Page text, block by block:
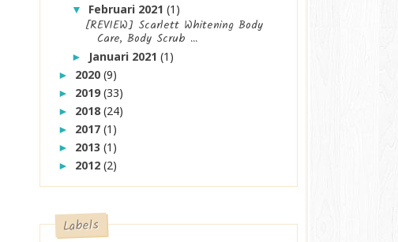
▼ Februari 2021(1)
[REVIEW] Scarlett Whitening Body
Care, Body Scrub ...
► Januari 2021(1)
► 2020(9)
► 2019(33)
► 2018(24)
► 2017(1)
► 2013(1)
► 2012(2)
Labels